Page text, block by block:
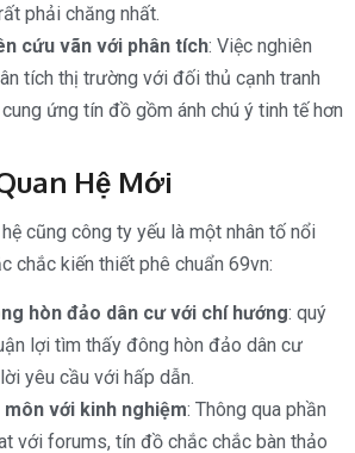
phải chăng nhất.
cứu vãn với phân tích: Việc nghiên
tích thị trường với đối thủ cạnh tranh
ứng tín đồ gồm ánh chú ý tinh tế hơn
Hệ Mới
cũng công ty yếu là một nhân tố nổi
chắc kiến thiết phê chuẩn 69vn:
hòn đảo dân cư với chí hướng: quý
lợi tìm thấy đông hòn đảo dân cư
yêu cầu với hấp dẫn.
môn với kinh nghiệm: Thông qua phần
với forums, tín đồ chắc chắc bàn thảo